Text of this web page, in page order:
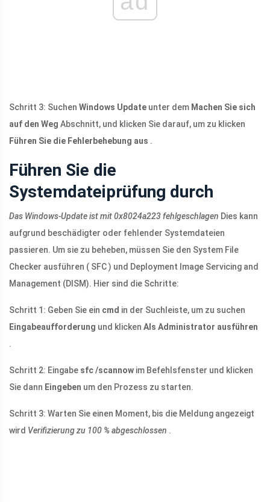
Schritt 3: Suchen Windows Update unter dem Machen Sie sich
auf den Weg Abschnitt, und klicken Sie darauf, um zu klicken
Führen Sie die Fehlerbehebung aus .
Führen Sie die
Systemdateiprüfung durch
Das Windows-Update ist mit 0x8024a223 fehlgeschlagen Dies kann
aufgrund beschädigter oder fehlender Systemdateien
passieren. Um sie zu beheben, müssen Sie den System File
Checker ausführen ( SFC ) und Deployment Image Servicing and
Management (DISM). Hier sind die Schritte:
Schritt 1: Geben Sie ein cmd in der Suchleiste, um zu suchen
Eingabeaufforderung und klicken Als Administrator ausführen
.
Schritt 2: Eingabe sfc /scannow im Befehlsfenster und klicken
Sie dann Eingeben um den Prozess zu starten.
Schritt 3: Warten Sie einen Moment, bis die Meldung angezeigt
wird Verifizierung zu 100 % abgeschlossen .